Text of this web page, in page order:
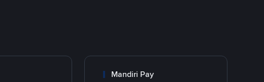
Mandiri Pay